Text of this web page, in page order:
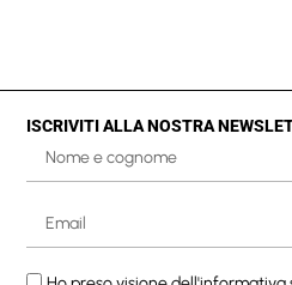
ISCRIVITI ALLA NOSTRA